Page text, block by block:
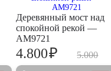
Деревянный мост над
спокойной рекой —
AM9721
5.000
4.800₽